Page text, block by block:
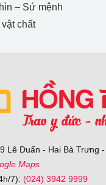
– Sứ mệnh
chất
Lê Duẩn - Hai Bà Trưng
Maps
7): (024) 3942 9999